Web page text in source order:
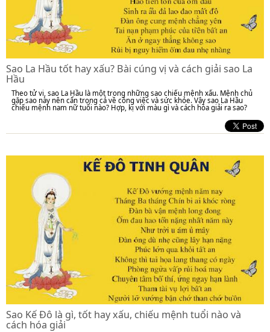
Sao La Hầu tốt hay xấu? Bài cúng vị và cách giải sao La
Hầu
Theo tử vi, sao La Hầu là một trong những sao chiếu mệnh xấu. Mệnh chủ
gặp sao này nên cẩn trọng cả về công việc và sức khỏe. Vậy sao La Hầu
chiếu mệnh nam nữ tuổi nào? Hợp, kị với màu gì và cách hóa giải ra sao?
Sao Kế Đô là gì, tốt hay xấu, chiếu mệnh tuổi nào và
cách hóa giải